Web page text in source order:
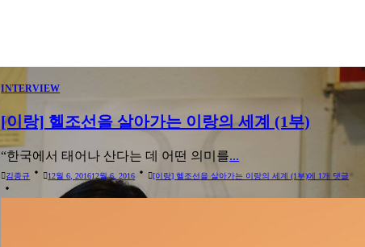
INTERVIEW
[이랑] 헬조선을 살아가는 이랑의 세계 (1부)
“한국에서 태어나 산다는 데 어떤 의미를...
김종규 12월 6, 201612월 6, 2016 [이랑] 헬조선을 살아가는 이랑의 세계 (1부)에 1개 댓글